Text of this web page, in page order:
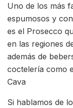
Uno de los más
espumosos y
es el Prosecco
en las regiones
además de
coctelería como
Cava
Si hablamos de